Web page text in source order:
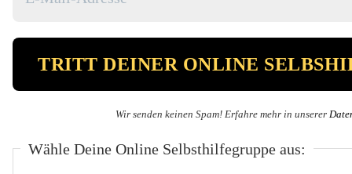
Wir senden keinen Spam! Erfahre mehr in unserer
Wähle Deine Online Selbsthilfegruppe aus: